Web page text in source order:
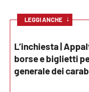
Società
LEGGI ANCHE ↓
L’inchiesta |
borse e biglietti
generale dei